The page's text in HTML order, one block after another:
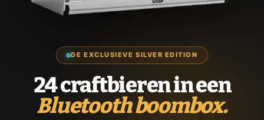
DE EXCLUSIEVE SILVER EDITION
24 craftbieren in een
Bluetooth boombox.